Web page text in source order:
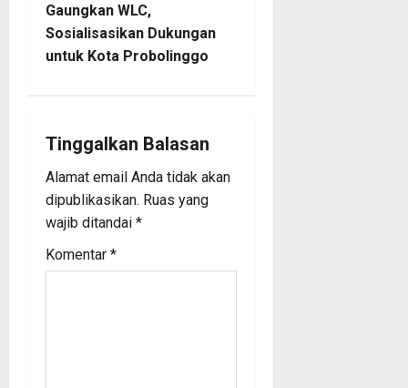
t
n
v
i
g
a
Gaungkan WLC,
Sosialisasikan Dukungan
untuk Kota Probolinggo
Tinggalkan Balasan
Alamat email Anda tidak akan
dipublikasikan. Ruas yang
wajib ditandai *
Komentar *